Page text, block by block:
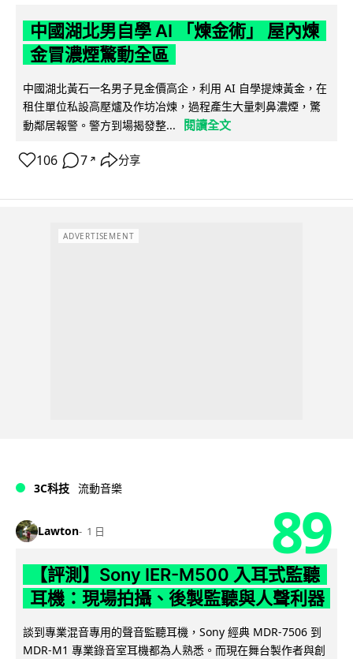
中國湖北男自學 AI 「煉金術」 屋內煉
金冒濃煙驚動全區
中國湖北黃石一名男子見金價高企，利用 AI 自學提煉黃金，在
租住單位私設高壓爐及作坊冶煉，過程產生大量刺鼻濃煙，驚
動鄰居報警。警方到場揭發整...
閱讀全文
106 7 ↗ 分享
ADVERTISEMENT
3C科技 流動音樂
Lawton 1 日 89
【評測】Sony IER-M500 入耳式監聽
耳機：現場拍攝、後製監聽與人聲利器
談到專業混音專用的聲音監聽耳機，Sony 經典 MDR-7506 到
MDR-M1 專業錄音室耳機都為人熟悉。而現在舞台製作者與創